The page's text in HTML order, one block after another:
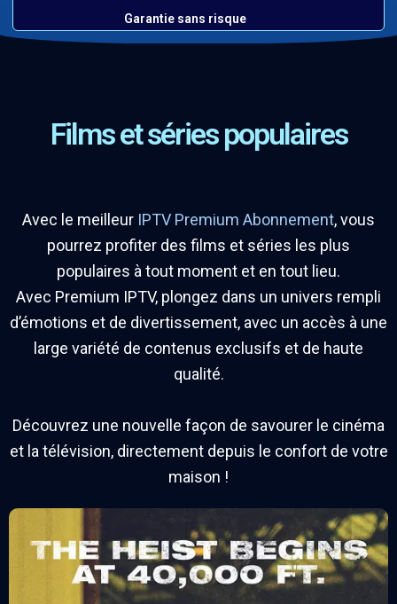
Garantie sans risque
Films et séries populaires
Avec le meilleur IPTV Premium Abonnement, vous
pourrez profiter des films et séries les plus
populaires à tout moment et en tout lieu.
Avec Premium IPTV, plongez dans un univers rempli
d’émotions et de divertissement, avec un accès à une
large variété de contenus exclusifs et de haute
qualité.
Découvrez une nouvelle façon de savourer le cinéma
et la télévision, directement depuis le confort de votre
maison !